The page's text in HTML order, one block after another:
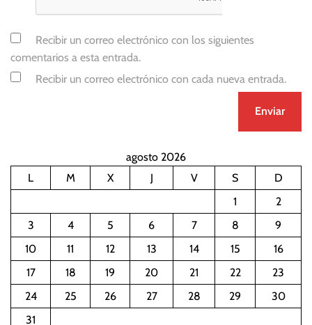
Recibir un correo electrónico con los siguientes
comentarios a esta entrada.
Recibir un correo electrónico con cada nueva entrada.
agosto 2026
L
M X J V S
D
1
2
3
4 5 6 7 8
9
10
11 12 13 14 15
16
17
18 19 20 21 22
23
24
25 26 27 28 29
30
31